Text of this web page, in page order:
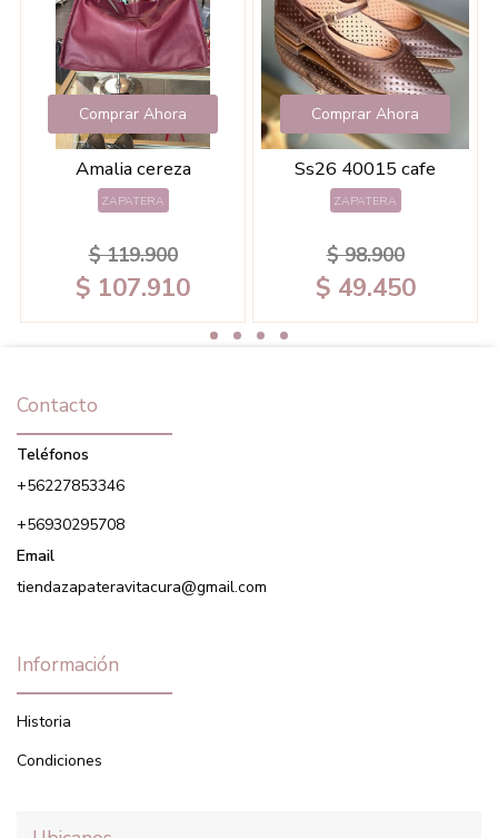
Comprar Ahora
Amalia cereza
ZAPATERA
$ 119.900
$ 107.910
Comprar Ahora
Ss26 40015 cafe
ZAPATERA
$ 98.900
$ 49.450
Contacto
Teléfonos
+56227853346
+56930295708
Email
tiendazapateravitacura@gmail.com
Información
Historia
Condiciones